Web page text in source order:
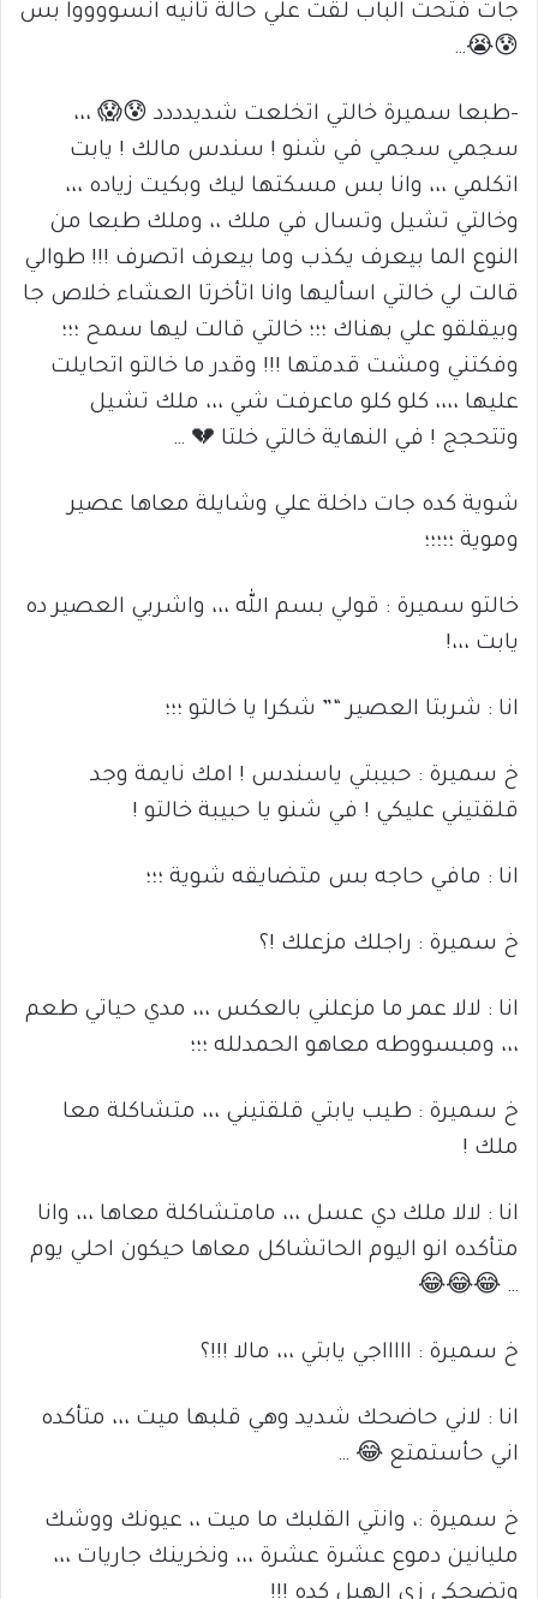
جات فتحت الباب لقت علي حالة تانيه انسووووا بس
😰😭…
-طبعا سميرة خالتي اتخلعت شديدددد 😰😱 ،،،
سجمي سجمي في شنو ! سندس مالك ! يابت
اتكلمي ،،، وانا بس مسكتها ليك وبكيت زياده ،،،
وخالتي تشيل وتسال في ملك ،، وملك طبعا من
النوع الما بيعرف يكذب وما بيعرف اتصرف !!! طوالي
قالت لي خالتي اسأليها وانا اتأخرتا العشاء خلاص جا
وبيقلقو علي بهناك ؛؛؛ خالتي قالت ليها سمح ؛؛؛
وفكتني ومشت قدمتها !!! وقدر ما خالتو اتحايلت
عليها ،،،، كلو كلو ماعرفت شي ،،، ملك تشيل
وتتحجج ! في النهاية خالتي خلتا 💔 …
شوية كده جات داخلة علي وشايلة معاها عصير
وموية ؛؛؛؛؛
خالتو سميرة : قولي بسم الله ،،، واشربي العصير ده
يابت ،،،!
انا : شربتا العصير “” شكرا يا خالتو ؛؛؛
خ سميرة : حبيبتي ياسندس ! امك نايمة وجد
قلقتيني عليكي ! في شنو يا حبيبة خالتو !
انا : مافي حاجه بس متضايقه شوية ؛؛؛
خ سميرة : راجلك مزعلك !؟
انا : لالا عمر ما مزعلني بالعكس ،،، مدي حياتي طعم
،،، ومبسووطه معاهو الحمدلله ؛؛؛
خ سميرة : طيب يابتي قلقتيني ،،، متشاكلة معا
ملك !
انا : لالا ملك دي عسل ،،، مامتشاكلة معاها ،،، وانا
متأكده انو اليوم الحاتشاكل معاها حيكون احلي يوم
… 😂😂😂
خ سميرة : اااااجي يابتي ،،، مالا !!!؟
انا : لاني حاضحك شديد وهي قلبها ميت ،،، متأكده
اني حأستمتع 😂 …
خ سميرة :، وانتي القلبك ما ميت ،، عيونك ووشك
مليانين دموع عشرة عشرة ،،، ونخرينك جاريات ،،،
وتضحكي زي الهبل كده !!!